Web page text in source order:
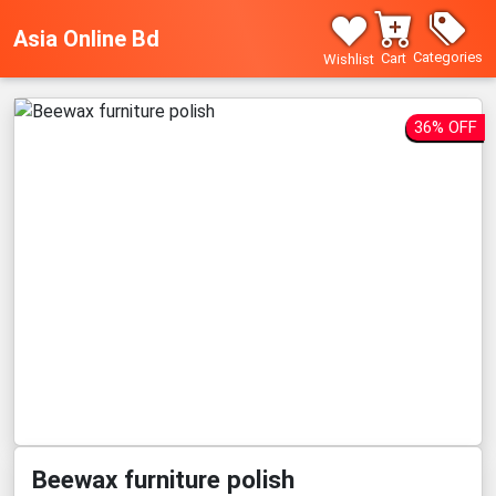
Asia Online Bd
Wishlist Cart Categories
36% OFF
Beewax furniture polish